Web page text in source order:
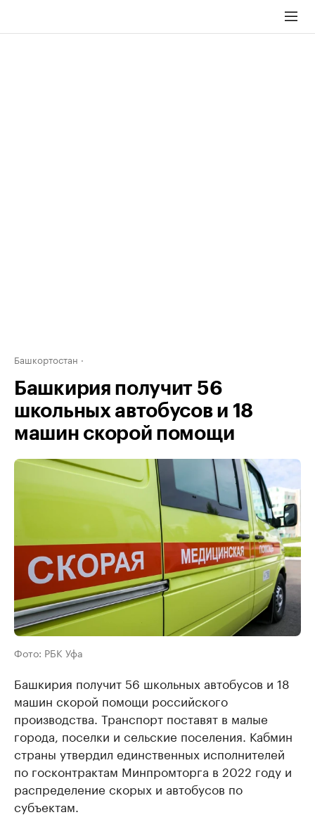
Башкортостан
Башкирия получит 56
школьных автобусов и 18
машин скорой помощи
Фото: РБК Уфа
Башкирия получит 56 школьных автобусов и 18
машин скорой помощи российского
производства. Транспорт поставят в малые
города, поселки и сельские поселения. Кабмин
страны утвердил единственных исполнителей
по госконтрактам Минпромторга в 2022 году и
распределение скорых и автобусов по
субъектам.